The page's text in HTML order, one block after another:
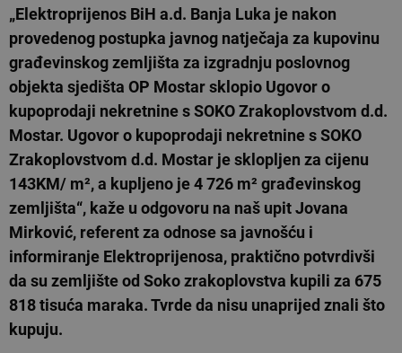
„Elektroprijenos BiH a.d. Banja Luka je nakon
provedenog postupka javnog natječaja za kupovinu
građevinskog zemljišta za izgradnju poslovnog
objekta sjedišta OP Mostar sklopio Ugovor o
kupoprodaji nekretnine s SOKO Zrakoplovstvom d.d.
Mostar. Ugovor o kupoprodaji nekretnine s SOKO
Zrakoplovstvom d.d. Mostar je sklopljen za cijenu
143KM/ m², a kupljeno je 4 726 m² građevinskog
zemljišta“, kaže u odgovoru na naš upit Jovana
Mirković, referent za odnose sa javnošću i
informiranje Elektroprijenosa, praktično potvrdivši
da su zemljište od Soko zrakoplovstva kupili za 675
818 tisuća maraka.Tvrde da nisu unaprijed znali što
kupuju.